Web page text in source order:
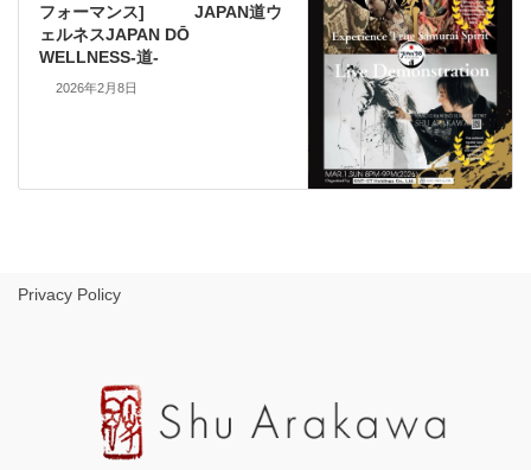
フォーマンス] JAPAN道ウ
ェルネスJAPAN DŌ
WELLNESS-道-
2026年2月8日
Privacy Policy